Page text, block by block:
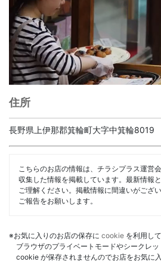
住所
長野県上伊那郡箕輪町大字中箕輪8019
こちらのお店の情報は、チラシプラス運営
収集した情報を掲載しています。最新情報
ご理解ください。掲載情報に間違いがござ
ご報告をお願いします。
※お気に入りのお店の保存に cookie を利用し
ブラウザのプライベートモードやシークレ
cookie が保存されませんのでお店をお気に